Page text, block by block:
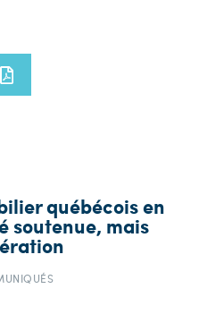
québécois en
soutenue, mais